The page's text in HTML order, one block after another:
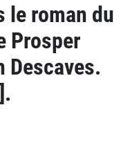
le roman du
Prosper
Descaves.